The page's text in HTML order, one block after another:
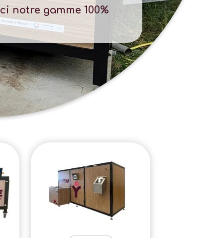
notre gamme 100%